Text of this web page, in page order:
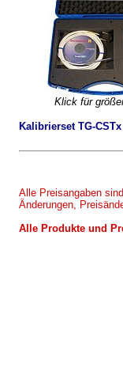
Klick für
Kalibrierset TG-
Alle Preisangaben
Änderungen,
Alle Produkte und